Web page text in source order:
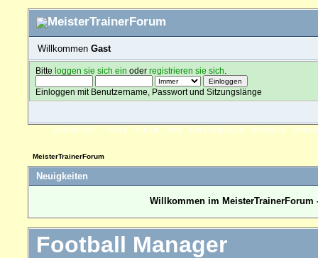
Willkommen Gast
Bitteloggen sie sich ein oderregistrieren sie sich
Einloggen mit Benutzername, Passwort und Sitzungslänge
ÜBERSICHT HILFE SUCHE FAQ FORENREGELN SPENDEN
MeisterTrainerForum
Neuigkeiten
Willkommen im
Football Manager